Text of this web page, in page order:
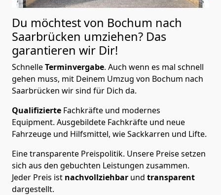
Du möchtest von Bochum nach
Saarbrücken umziehen? Das
garantieren wir Dir!
SchnelleTerminvergabe. Auch wenn es mal schnell
gehen muss, mit Deinem Umzug von Bochum nach
Saarbrücken wir sind für Dich da.
Qualifizierte Fachkräfte und modernes
Equipment. Ausgebildete Fachkräfte und neue
Fahrzeuge und Hilfsmittel, wie Sackkarren und Lifte.
Eine transparente Preispolitik. Unsere Preise setzen
sich aus den gebuchten Leistungen zusammen.
Jeder Preis ist nachvollziehbar und transparent
dargestellt.